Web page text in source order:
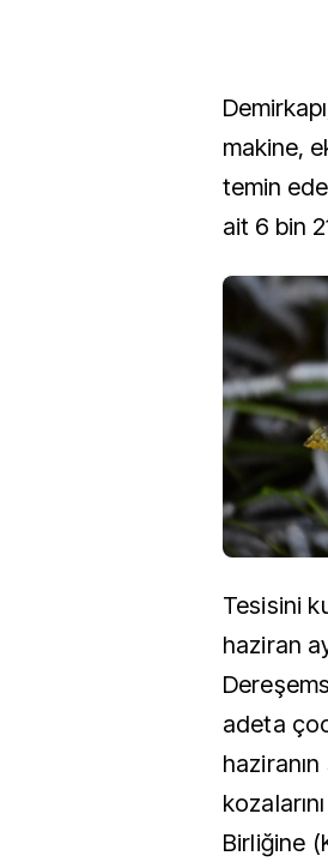
makine,
temin
ait 6 bin
Tesisini
haziran
adeta
Birliğine